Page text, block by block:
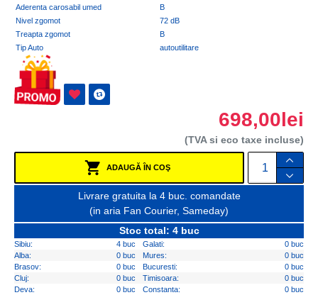
Aderenta carosabil umed
B
Nivel zgomot
72 dB
Treapta zgomot
B
Tip Auto
autoutilitare
698,00lei
(TVA si eco taxe incluse)
ADAUGĂ ÎN COŞ
Livrare gratuita la 4 buc. comandate
(in aria Fan Courier, Sameday)
Stoc total: 4 buc
Sibiu: 4 buc Galati:
0 buc
Alba:
0 buc Mures:
0 buc
Brasov:
0 buc Bucuresti:
0 buc
Cluj:
0 buc Timisoara:
0 buc
Deva:
0 buc Constanta: 0 buc